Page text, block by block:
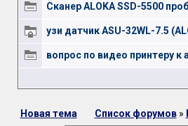
Сканер ALOKA SSD-5500
узи датчик ASU-32WL-7.5
вопрос по видео принтеру к
Новая тема Список форумов»